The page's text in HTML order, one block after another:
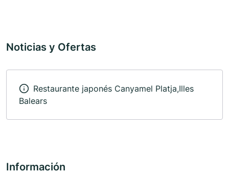
Noticias y Ofertas
Restaurante japonés Canyamel Platja,Illes
Balears
Información